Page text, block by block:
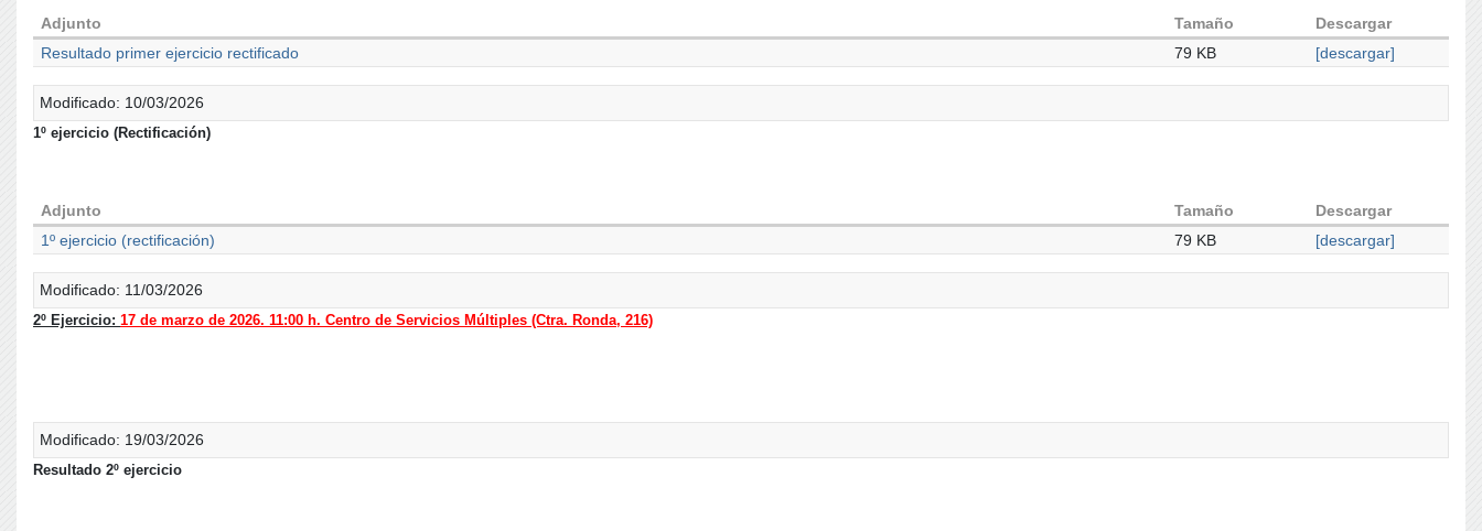
Adjunto Tamaño
Descargar
Resultado primer ejercicio rectificado
79 KB [descargar]
Modificado: 10/03/2026
1º ejercicio (Rectificación)
Adjunto Tamaño
Descargar
1º ejercicio (rectificación)
79 KB [descargar]
Modificado: 11/03/2026
2º Ejercicio: 17 de marzo de 2026. 11:00 h. Centro de Servicios Múltiples (Ctra. Ronda, 216)
Modificado: 19/03/2026
Resultado 2º ejercicio